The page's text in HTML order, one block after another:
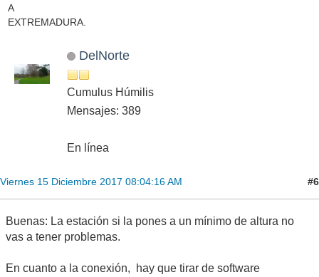
A
EXTREMADURA.
DelNorte
Cumulus Húmilis
Mensajes: 389
En línea
Viernes 15 Diciembre 2017 08:04:16 AM #6
Buenas: La estación si la pones a un mínimo de altura no
vas a tener problemas.
En cuanto a la conexión, hay que tirar de software